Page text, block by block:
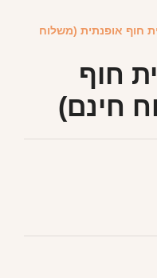
חוף אופנתית (משלוח
חוף
חינם)